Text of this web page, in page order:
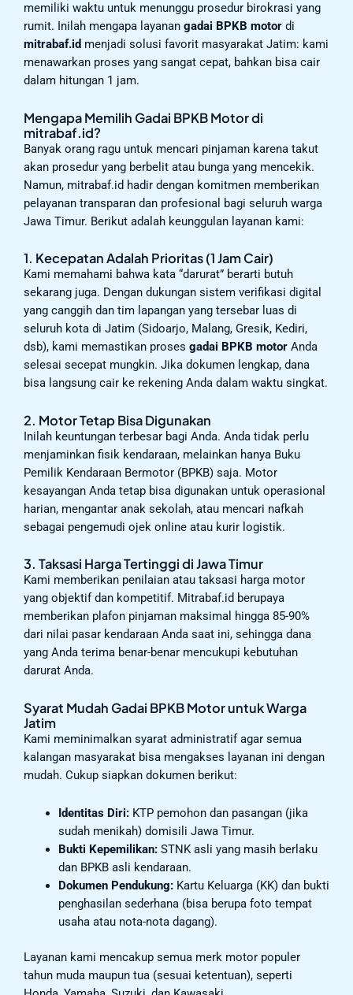
memiliki waktu untuk menunggu prosedur birokrasi yang
rumit. Inilah mengapa layanan gadai BPKB motor di
mitrabaf.id menjadi solusi favorit masyarakat Jatim: kami
menawarkan proses yang sangat cepat, bahkan bisa cair
dalam hitungan 1 jam.
Mengapa Memilih Gadai BPKB Motor di
mitrabaf.id?
Banyak orang ragu untuk mencari pinjaman karena takut
akan prosedur yang berbelit atau bunga yang mencekik.
Namun, mitrabaf.id hadir dengan komitmen memberikan
pelayanan transparan dan profesional bagi seluruh warga
Jawa Timur. Berikut adalah keunggulan layanan kami:
1. Kecepatan Adalah Prioritas (1 Jam Cair)
Kami memahami bahwa kata “darurat” berarti butuh
sekarang juga. Dengan dukungan sistem verifikasi digital
yang canggih dan tim lapangan yang tersebar luas di
seluruh kota di Jatim (Sidoarjo, Malang, Gresik, Kediri,
dsb), kami memastikan proses gadai BPKB motor Anda
selesai secepat mungkin. Jika dokumen lengkap, dana
bisa langsung cair ke rekening Anda dalam waktu singkat.
2. Motor Tetap Bisa Digunakan
Inilah keuntungan terbesar bagi Anda. Anda tidak perlu
menjaminkan fisik kendaraan, melainkan hanya Buku
Pemilik Kendaraan Bermotor (BPKB) saja. Motor
kesayangan Anda tetap bisa digunakan untuk operasional
harian, mengantar anak sekolah, atau mencari nafkah
sebagai pengemudi ojek online atau kurir logistik.
3. Taksasi Harga Tertinggi di Jawa Timur
Kami memberikan penilaian atau taksasi harga motor
yang objektif dan kompetitif. Mitrabaf.id berupaya
memberikan plafon pinjaman maksimal hingga 85-90%
dari nilai pasar kendaraan Anda saat ini, sehingga dana
yang Anda terima benar-benar mencukupi kebutuhan
darurat Anda.
Syarat Mudah Gadai BPKB Motor untuk Warga
Jatim
Kami meminimalkan syarat administratif agar semua
kalangan masyarakat bisa mengakses layanan ini dengan
mudah. Cukup siapkan dokumen berikut:
Identitas Diri:KTP pemohon dan pasangan (jika
sudah menikah) domisili Jawa Timur.
Bukti Kepemilikan:STNK asli yang masih berlaku
dan BPKB asli kendaraan.
Dokumen Pendukung:Kartu Keluarga (KK) dan bukti
penghasilan sederhana (bisa berupa foto tempat
usaha atau nota-nota dagang).
Layanan kami mencakup semua merk motor populer
tahun muda maupun tua (sesuai ketentuan), seperti